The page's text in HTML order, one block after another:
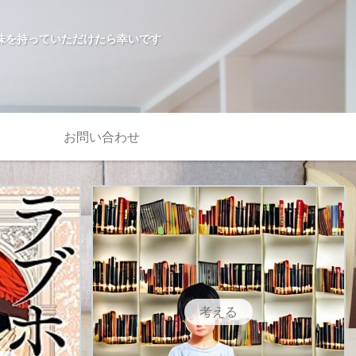
持っていただけたら幸いです
お問い合わせ
考える